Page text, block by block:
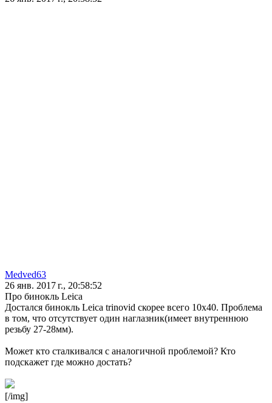
Medved63
26 янв. 2017 г., 20:58:52
Про бинокль Leica
Достался бинокль Leica trinovid скорее всего 10х40. Проблема
в том, что отсутствует один наглазник(имеет внутреннюю
резьбу 27-28мм).
Может кто сталкивался с аналогичной проблемой? Кто
подскажет где можно достать?
[/img]